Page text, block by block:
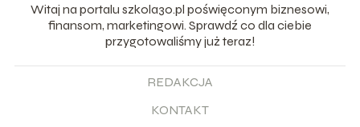
Witaj na portalu szkola30.pl poświęconym biznesowi,
finansom, marketingowi. Sprawdź co dla ciebie
przygotowaliśmy już teraz!
REDAKCJA
KONTAKT